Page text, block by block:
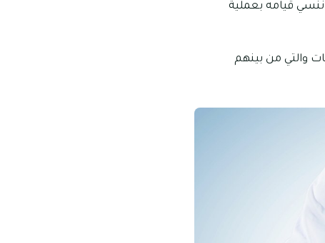
ننسي قيامه بعملية
والتي من بينهم